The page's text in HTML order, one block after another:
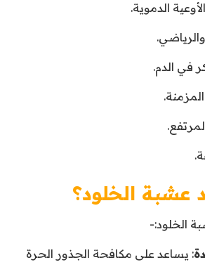
الدموية.
والرياضي.
في الدم.
عشبة الخلود؟
الخلود:-
: يساعد على مكافحة الجذور الحرة